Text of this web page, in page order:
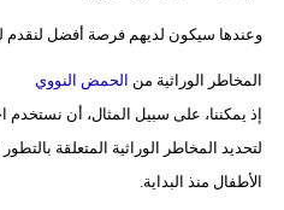
وعندها سيكون لديهم فرصة أفضل لنقدم
المخاطر الوراثية من الحمض النووي
إذ يمكننا، على سبيل المثال، أن نستخدم
لتحديد المخاطر الوراثية المتعلقة
الأطفال منذ البداية.